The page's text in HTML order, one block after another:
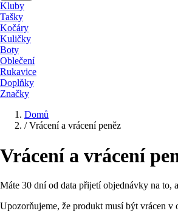
Kluby
Tašky
Kočáry
Kuličky
Boty
Oblečení
Rukavice
Doplňky
Značky
Domů
/ Vrácení a vrácení peněz
Vrácení a vrácení
Máte 30 dní od data přijetí objednávky na to,
Upozorňujeme, že produkt musí být vrácen